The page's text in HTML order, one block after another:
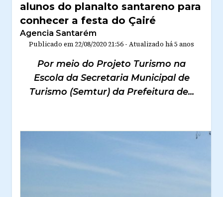
alunos do planalto santareno para
conhecer a festa do Çairé
Agencia Santarém
Publicado em 22/08/2020 21:56 - Atualizado há 5 anos
Por meio do Projeto Turismo na
Escola da Secretaria Municipal de
Turismo (Semtur) da Prefeitura de...